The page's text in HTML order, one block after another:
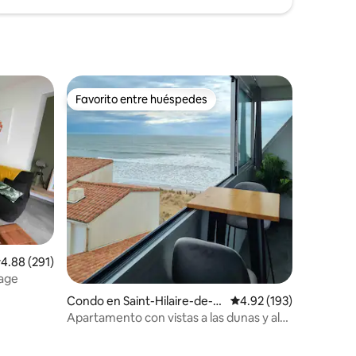
promedio: 4.88 de 5, 291 reseñas
4.88 (291)
Favorito entre huéspedes
Favorito entre huéspedes
Condo en Saint-Hilaire-de-Ri
ez
Calificación promedio:
4.92 (193)
Apartamento con vistas a las dunas y al